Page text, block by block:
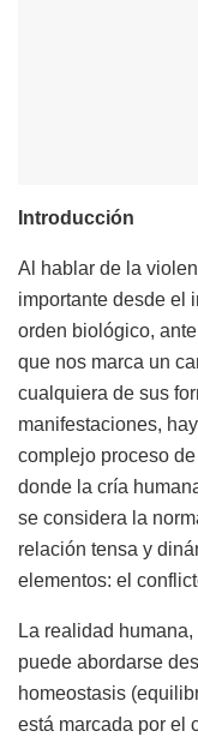
Introducción
Al hablar de la
importante desde el
orden biológico,
que nos marca un
cualquiera de sus
manifestaciones,
complejo proceso
donde la cría
se considera la
relación tensa y
elementos: el
La realidad
puede abordarse
homeostasis
está marcada por el